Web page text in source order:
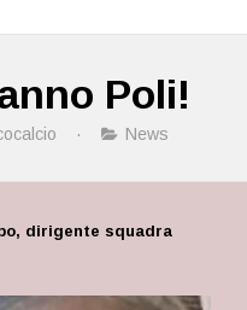
Poli!
· News
dirigente squadra